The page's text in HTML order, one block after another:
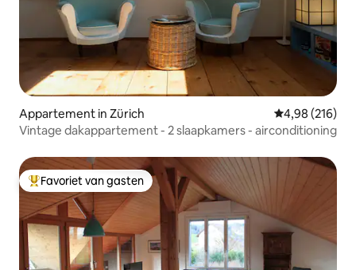
Appartement in Zürich Gemiddelde
4,98 (216)
Vintage dakappartement - 2 slaapkamers - airconditioning
Topfavoriet van gasten
Favoriet van gasten